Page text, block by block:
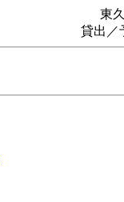
東
貸出／